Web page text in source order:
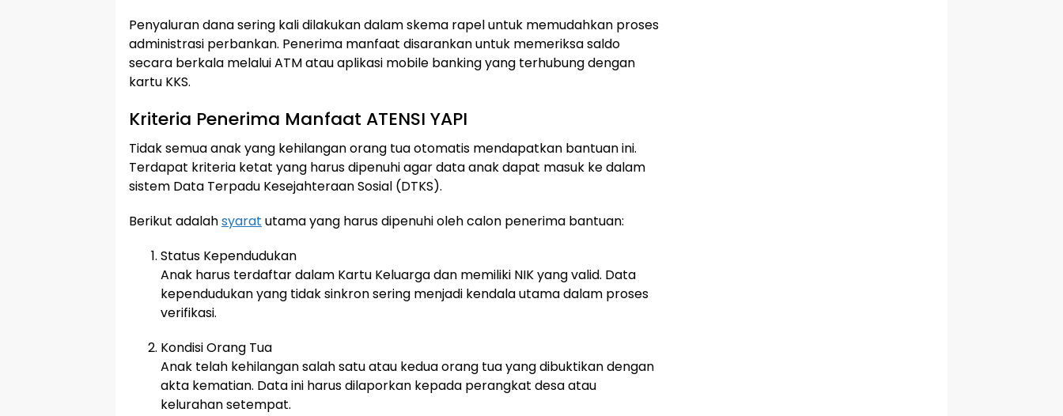
Penyaluran dana sering kali dilakukan dalam skema rapel untuk memudahkan proses
administrasi perbankan. Penerima manfaat disarankan untuk memeriksa saldo
secara berkala melalui ATM atau aplikasi mobile banking yang terhubung dengan
kartu KKS.
Kriteria Penerima Manfaat ATENSI YAPI
Tidak semua anak yang kehilangan orang tua otomatis mendapatkan bantuan ini.
Terdapat kriteria ketat yang harus dipenuhi agar data anak dapat masuk ke dalam
sistem Data Terpadu Kesejahteraan Sosial (DTKS).
Berikut adalahsyarat utama yang harus dipenuhi oleh calon penerima bantuan:
Status Kependudukan
Anak harus terdaftar dalam Kartu Keluarga dan memiliki NIK yang valid. Data
kependudukan yang tidak sinkron sering menjadi kendala utama dalam proses
verifikasi.
Kondisi Orang Tua
Anak telah kehilangan salah satu atau kedua orang tua yang dibuktikan dengan
akta kematian. Data ini harus dilaporkan kepada perangkat desa atau
kelurahan setempat.